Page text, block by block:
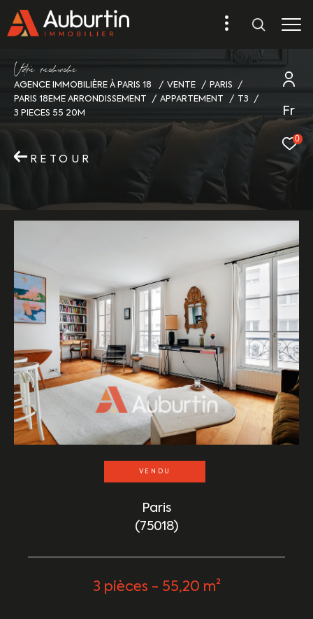
Fr
0
Vore recece
AGENCE IMMOBILIÈRE À PARIS 18 VENTE
PARIS
PARIS 18EME ARRONDISSEMENT
APPARTEMENT
T3
3 PIECES 55 20M
RETOUR
VENDU
Paris
(75018)
3 pièces - 55,20 m²